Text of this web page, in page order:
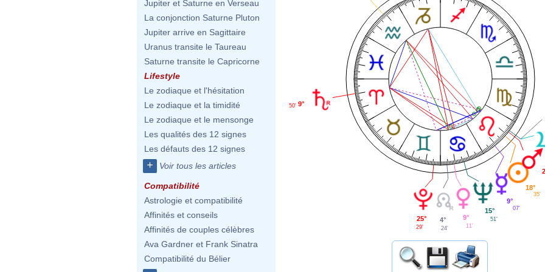
Jupiter et Saturne en Verseau
La conjonction Saturne Pluton
Jupiter arrive en Sagittaire
Uranus transite le Taureau
Saturne transite le Capricorne
Lifestyle
Le zodiaque et l'hésitation
Le zodiaque et la timidité
Le zodiaque et le mensonge
Les qualités des 12 signes
Les défauts des 12 signes
+ Voir tous les articles
Compatibilité
Astrologie et compatibilité
Affinités et conseils
Affinités de couples célèbres
Ava Gardner et Frank Sinatra
Compatibilité du Bélier
9°
50'
25°
29'
4°
24'
9°
11'
15°
51'
9°
07'
18°
35'